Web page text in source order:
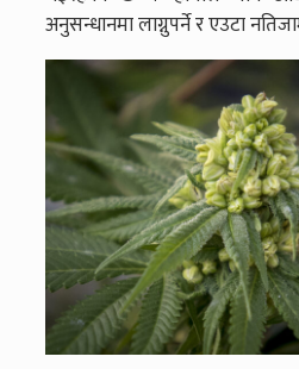
अनुसन्धानमा लाग्नुपर्ने र एउटा